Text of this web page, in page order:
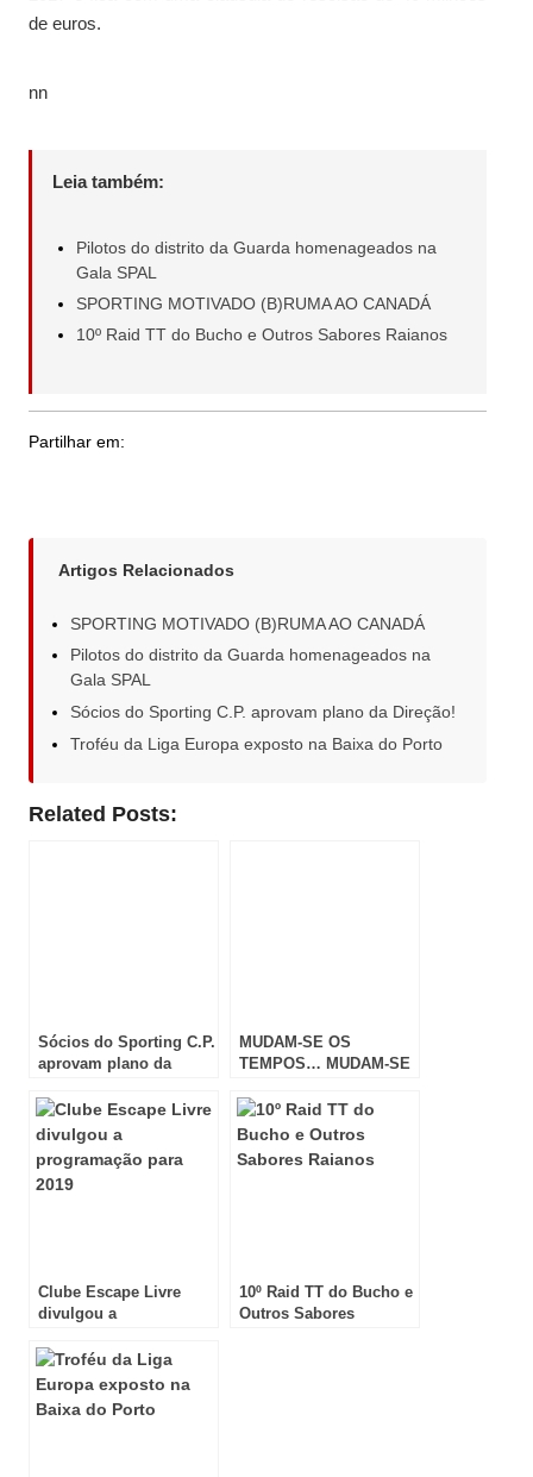
de euros.
nn
Leia também:
Pilotos do distrito da Guarda homenageados na
Gala SPAL
SPORTING MOTIVADO (B)RUMA AO CANADÁ
10º Raid TT do Bucho e Outros Sabores Raianos
Partilhar em:
Artigos Relacionados
SPORTING MOTIVADO (B)RUMA AO CANADÁ
Pilotos do distrito da Guarda homenageados na
Gala SPAL
Sócios do Sporting C.P. aprovam plano da Direção!
Troféu da Liga Europa exposto na Baixa do Porto
Related Posts:
Sócios do Sporting C.P.
aprovam plano da
MUDAM-SE OS
TEMPOS… MUDAM-SE
Clube Escape Livre
divulgou a
10º Raid TT do Bucho e
Outros Sabores